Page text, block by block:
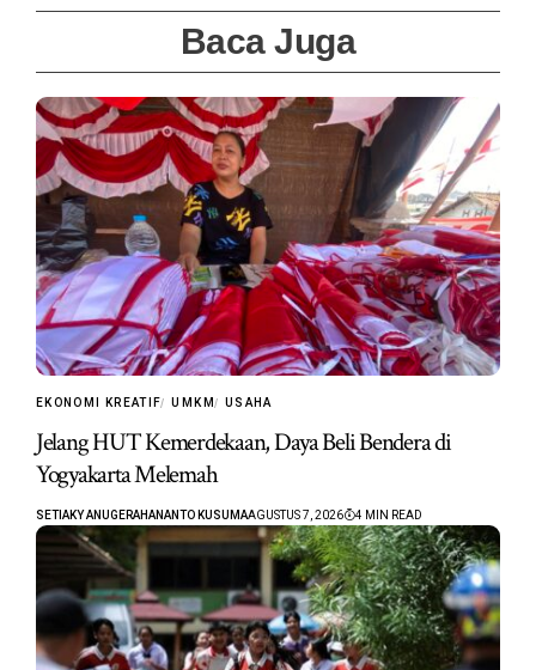
Baca Juga
EKONOMI KREATIF UMKM USAHA
Jelang HUT Kemerdekaan, Daya Beli Bendera di
Yogyakarta Melemah
SETIAKY ANUGERAHANANTO KUSUMAAGUSTUS 7, 2026 4 MIN READ